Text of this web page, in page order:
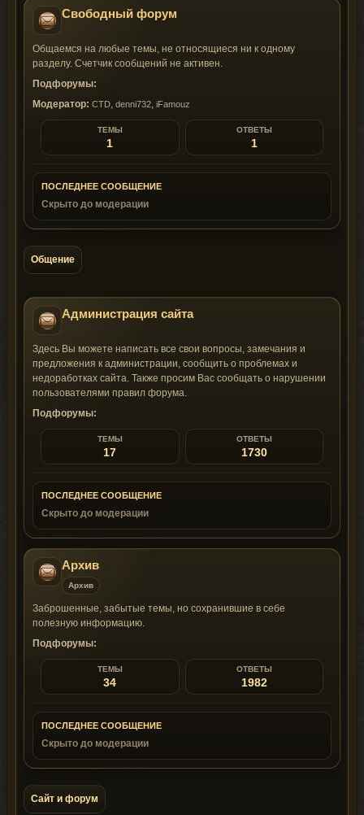
Свободный форум
Общаемся на любые темы, не относящиеся ни к одному
разделу. Счетчик сообщений не активен.
Подфорумы:
Модератор: CTD, denni732, iFamouz
ТЕМЫ
1
ОТВЕТЫ
1
ПОСЛЕДНЕЕ СООБЩЕНИЕ
Скрыто до модерации
Общение
Администрация сайта
Здесь Вы можете написать все свои вопросы, замечания и
предложения к администрации, сообщить о проблемах и
недоработках сайта. Также просим Вас сообщать о нарушении
пользователями правил форума.
Подфорумы:
ТЕМЫ
17
ОТВЕТЫ
1730
ПОСЛЕДНЕЕ СООБЩЕНИЕ
Скрыто до модерации
Архив
Архив
Заброшенные, забытые темы, но сохранившие в себе
полезную информацию.
Подфорумы:
ТЕМЫ
34
ОТВЕТЫ
1982
ПОСЛЕДНЕЕ СООБЩЕНИЕ
Скрыто до модерации
Сайт и форум